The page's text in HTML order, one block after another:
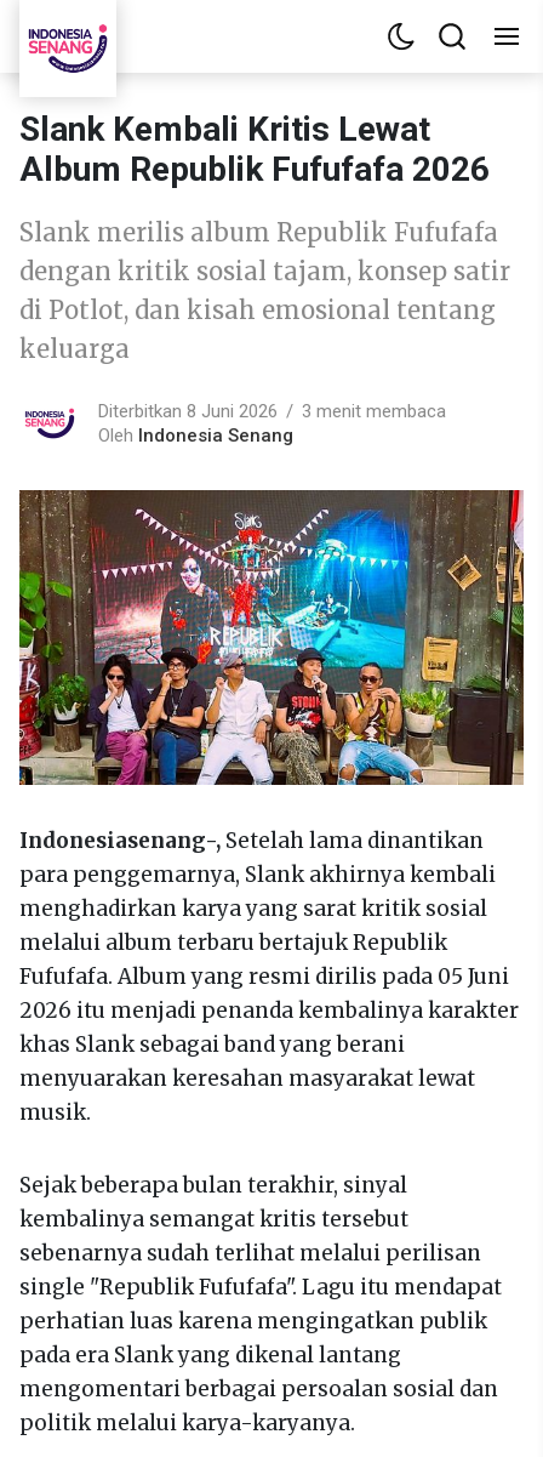
Slank Kembali Kritis Lewat
Album Republik Fufufafa 2026
Slank merilis album Republik Fufufafa
dengan kritik sosial tajam, konsep satir
di Potlot, dan kisah emosional tentang
keluarga
Diterbitkan 8 Juni 2026
3 menit membaca
Oleh Indonesia Senang
Indonesiasenang-, Setelah lama dinantikan
para penggemarnya, Slank akhirnya kembali
menghadirkan karya yang sarat kritik sosial
melalui album terbaru bertajuk Republik
Fufufafa. Album yang resmi dirilis pada 05 Juni
2026 itu menjadi penanda kembalinya karakter
khas Slank sebagai band yang berani
menyuarakan keresahan masyarakat lewat
musik.
Sejak beberapa bulan terakhir, sinyal
kembalinya semangat kritis tersebut
sebenarnya sudah terlihat melalui perilisan
single "Republik Fufufafa". Lagu itu mendapat
perhatian luas karena mengingatkan publik
pada era Slank yang dikenal lantang
mengomentari berbagai persoalan sosial dan
politik melalui karya-karyanya.